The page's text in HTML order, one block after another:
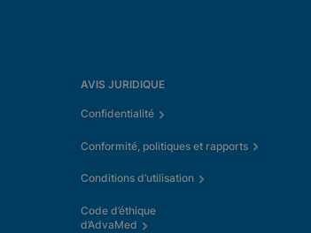
AVIS JURIDIQUE
Confidentialité
Conformité, politiques et rapports
Conditions d’utilisation
Code d’éthique
d’AdvaMed